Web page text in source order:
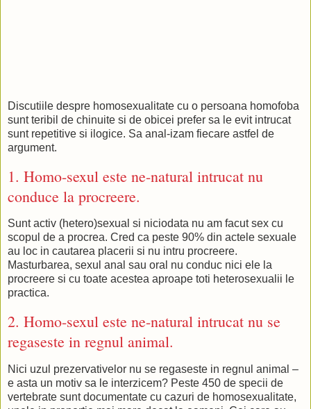
Discutiile despre homosexualitate cu o persoana homofoba
sunt teribil de chinuite si de obicei prefer sa le evit intrucat
sunt repetitive si ilogice. Sa anal-izam fiecare astfel de
argument.
1. Homo-sexul este ne-natural intrucat nu
conduce la procreere.
Sunt activ (hetero)sexual si niciodata nu am facut sex cu
scopul de a procrea. Cred ca peste 90% din actele sexuale
au loc in cautarea placerii si nu intru procreere.
Masturbarea, sexul anal sau oral nu conduc nici ele la
procreere si cu toate acestea aproape toti heterosexualii le
practica.
2. Homo-sexul este ne-natural intrucat nu se
regaseste in regnul animal.
Nici uzul prezervativelor nu se regaseste in regnul animal –
e asta un motiv sa le interzicem? Peste 450 de specii de
vertebrate sunt documentate cu cazuri de homosexualitate,